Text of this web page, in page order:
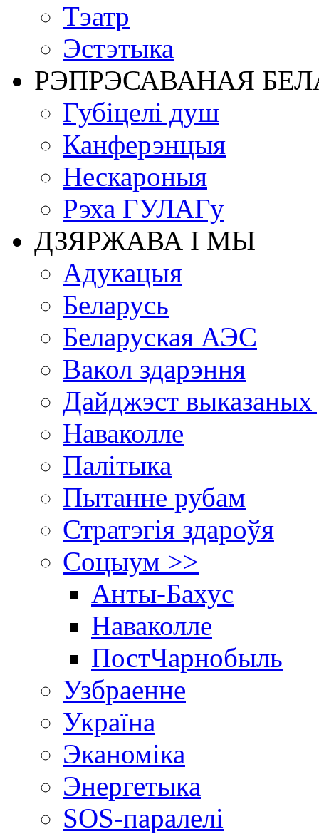
Тэатр
Эстэтыка
РЭПРЭСАВАНАЯ
Губіцелі душ
Канферэнцыя
Нескароныя
Рэха ГУЛАГу
ДЗЯРЖАВА І МЫ
Адукацыя
Беларусь
Беларуская АЭС
Вакол здарэння
Дайджэст
Наваколле
Палітыка
Пытанне рубам
Стратэгія здароўя
Соцыум >>
Анты-Бахус
Наваколле
ПостЧарнобыль
Узбраенне
Україна
Эканоміка
Энергетыка
SOS-паралелі